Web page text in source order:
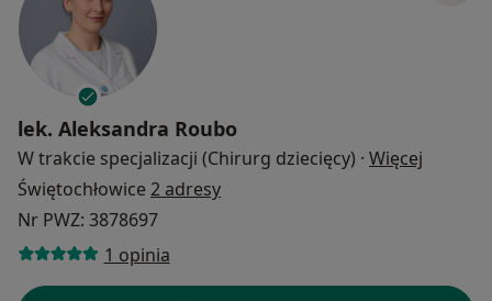
lek. Aleksandra Roubo
W trakcie specjalizacji (Chirurg dziecięcy) · Więcej
Świętochłowice 2 adresy
Nr PWZ: 3878697
1 opinia